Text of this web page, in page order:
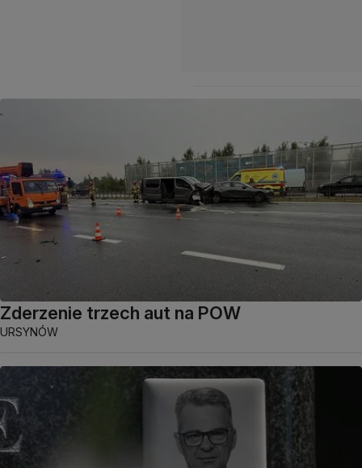
Zderzenie trzech aut na POW
URSYNÓW